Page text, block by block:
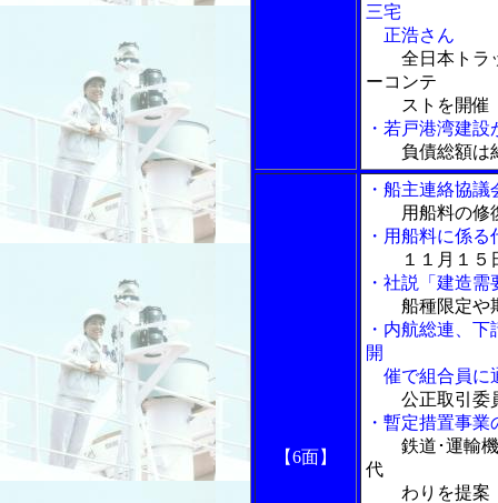
三宅
正浩さん
全日本トラ
ーコンテ
ストを開催
・若戸港湾建
負債総額は
【6面】
・船主連絡協
用船料の修
・用船料に係
１１月１
・社説「建造
船種限定や
・内航総連、
開
催で組合員に
公正取引委
・暫定措置事
鉄道･運輸
代
わりを提案